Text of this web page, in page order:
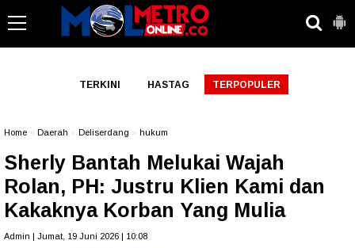
TERKINI HASTAG TERPOPULER
Home Daerah Deliserdang hukum
Sherly Bantah Melukai Wajah
Rolan, PH: Justru Klien Kami dan
Kakaknya Korban Yang Mulia
Admin | Jumat, 19 Juni 2026 | 10:08